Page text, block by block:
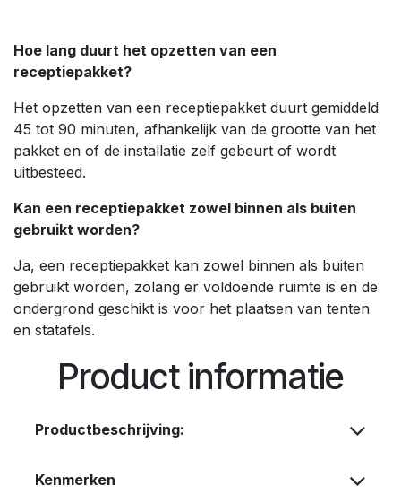
Hoe lang duurt het opzetten van een
receptiepakket?
Het opzetten van een receptiepakket duurt gemiddeld
45 tot 90 minuten, afhankelijk van de grootte van het
pakket en of de installatie zelf gebeurt of wordt
uitbesteed.
Kan een receptiepakket zowel binnen als buiten
gebruikt worden?
Ja, een receptiepakket kan zowel binnen als buiten
gebruikt worden, zolang er voldoende ruimte is en de
ondergrond geschikt is voor het plaatsen van tenten
en statafels.
Product informatie
Productbeschrijving:
Kenmerken